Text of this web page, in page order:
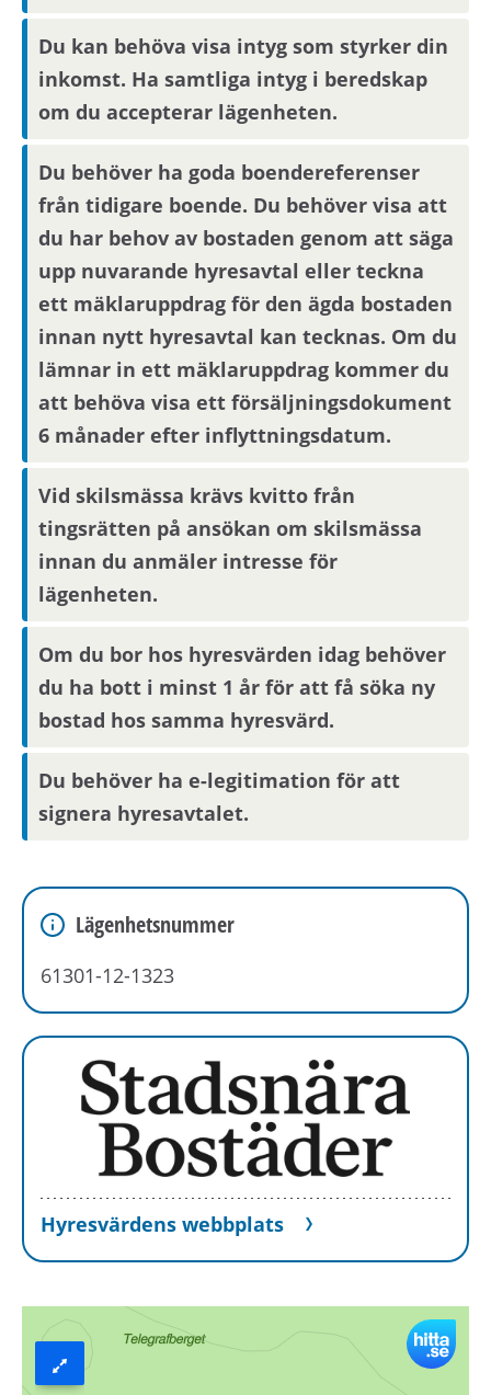
Om du har vuxna barn som ska bo i hushållet
behöver de beställa ett familjebevis från
Skatteverkethär.
Parkering
Parkeringsplats finns att hyra via Parkando.
Visningsinformation
Bostaden kommer inte att visas. Det betyder att
du behöver ta ställning till om du vill flytta in i
bostaden endast utifrån informationen i
annonsen. För bostadssökanden med längst
kötid efter avslutad annonseringsperiod blir
intresseanmälan bindande, övriga
bostadssökande kan avanmäla sitt intresse.
Om du har längst kötid efter avslutad
annonseringsperiod kommer din
intresseanmälan att bli bindande.
Boendereferenser
Om du blir aktuell för bostaden behöver du
kontakta din nuvarande hyresvärd och
godkänna att denne lämnar ut
hyresvärden.
Du kan behöva visa intyg som styrker din
inkomst. Ha samtliga intyg i beredskap
om du accepterar lägenheten.
Du behöver ha goda boendereferenser
från tidigare boende. Du behöver visa att
du har behov av bostaden genom att säga
upp nuvarande hyresavtal eller teckna
ett mäklaruppdrag för den ägda bostaden
innan nytt hyresavtal kan tecknas. Om du
lämnar in ett mäklaruppdrag kommer du
att behöva visa ett försäljningsdokument
6 månader efter inflyttningsdatum.
Vid skilsmässa krävs kvitto från
tingsrätten på ansökan om skilsmässa
innan du anmäler intresse för
lägenheten.
Om du bor hos hyresvärden idag behöver
du ha bott i minst 1 år för att få söka ny
bostad hos samma hyresvärd.
Du behöver ha e-legitimation för att
signera hyresavtalet.
Lägenhetsnummer
61301-12-1323
Hyresvärdens webbplats